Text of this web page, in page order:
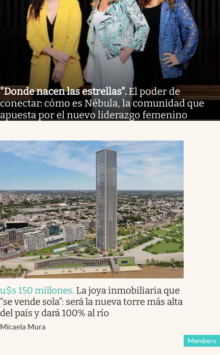
"Donde nacen las estrellas". El poder de
conectar: cómo es Nébula, la comunidad que
apuesta por el nuevo liderazgo femenino
u$s 150 millones. La joya inmobiliaria que
“se vende sola”: será la nueva torre más alta
del país y dará 100% al río
Micaela Mura
Members